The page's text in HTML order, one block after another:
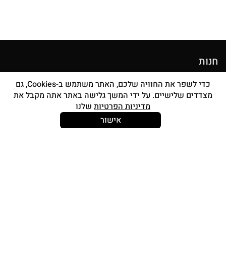
חנות
מוצרי איפור
סטים מברשות
כדי לשפר את החוויה שלכם, האתר משתמש ב-Cookies, גם
מצדדים שלישיים. על ידי המשך גלישה באתר אתה מקבל את
מדיניות הפרטיות שלנו
אישור